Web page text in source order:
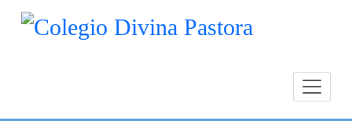
Saltar